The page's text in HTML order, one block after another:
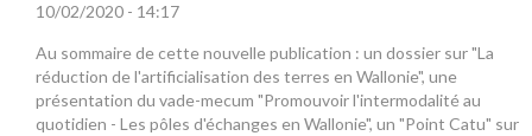
10/02/2020 - 14:17
Au sommaire de cette nouvelle publication : un dossier sur "La
réduction de l'artificialisation des terres en Wallonie", une
présentation du vade-mecum "Promouvoir l'intermodalité au
quotidien - Les pôles d'échanges en Wallonie", un "Point Catu" sur